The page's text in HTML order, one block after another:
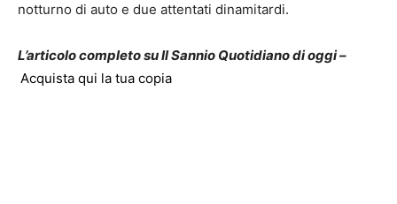
notturno di auto e due attentati dinamitardi.
L’articolo completo su Il Sannio Quotidiano di oggi –
Acquista qui la tua copia